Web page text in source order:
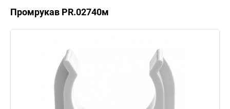
Промрукав PR.02740м